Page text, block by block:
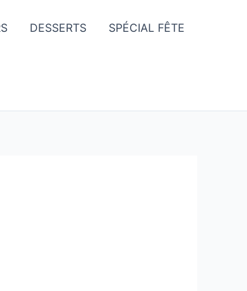
DESSERTS SPÉCIAL FÊTE